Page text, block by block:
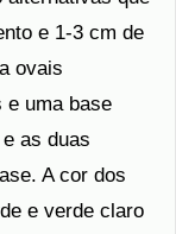
e 1-3 cm de
ovais
e uma base
as duas
A cor dos
e verde claro